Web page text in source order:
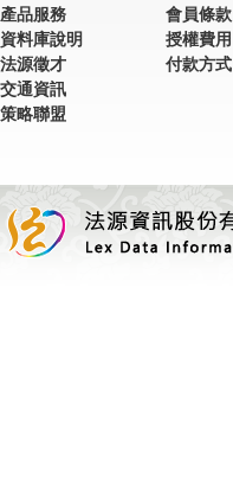
產品服務
資料庫說明
法源徵才
交通資訊
策略聯盟
會員條款
授權費用
付款方式